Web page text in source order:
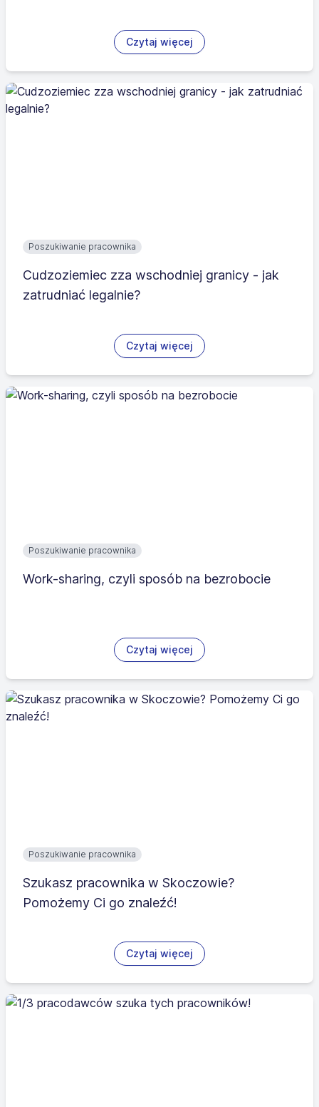
Czytaj więcej
Poszukiwanie pracownika
Cudzoziemiec zza wschodniej granicy - jak
zatrudniać legalnie?
Czytaj więcej
Poszukiwanie pracownika
Work-sharing, czyli sposób na bezrobocie
Czytaj więcej
Poszukiwanie pracownika
Szukasz pracownika w Skoczowie?
Pomożemy Ci go znaleźć!
Czytaj więcej